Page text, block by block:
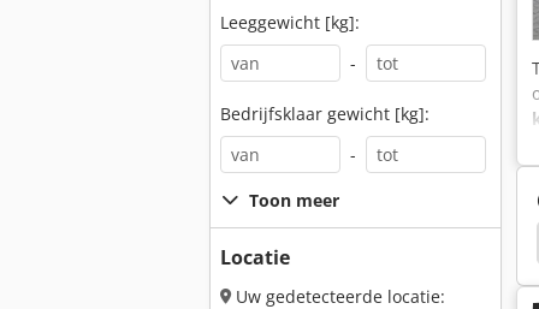
Leeggewicht [kg]:
-
Bedrijfsklaar gewicht [kg]:
-
Toon meer
Locatie
Uw gedetecteerde locatie:
Caterpillar 212